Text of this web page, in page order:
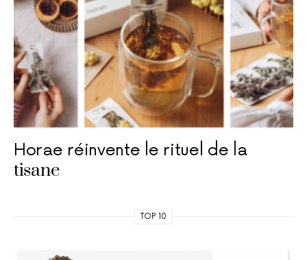
Horae réinvente le rituel de la
tisane
TOP 10